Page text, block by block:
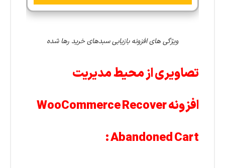
ویژگی های افزونه بازیابی سبدهای خرید رها شده
تصاویری از محیط مدیریت
افزونه WooCommerce Recover
Abandoned Cart :